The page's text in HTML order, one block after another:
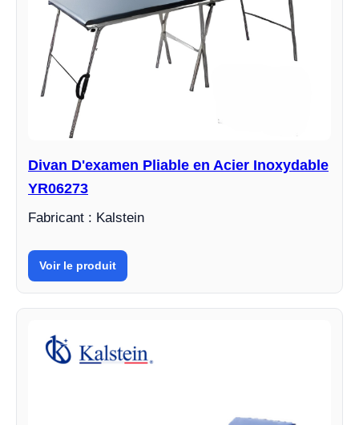
Divan D'examen Pliable en Acier Inoxydable
YR06273
Fabricant : Kalstein
Voir le produit